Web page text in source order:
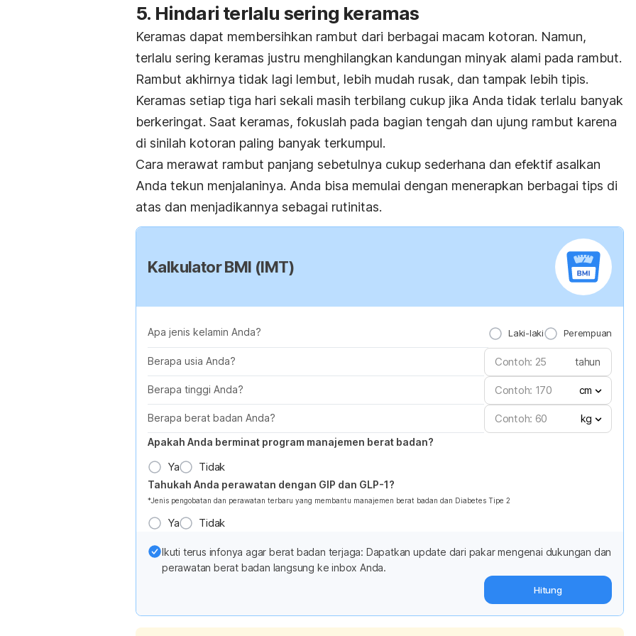
5. Hindari terlalu sering keramas
Keramas dapat membersihkan rambut dari berbagai macam kotoran. Namun,
terlalu sering keramas justru menghilangkan kandungan minyak alami pada rambut.
Rambut akhirnya tidak lagi lembut, lebih mudah rusak, dan tampak lebih tipis.
Keramas setiap tiga hari sekali masih terbilang cukup jika Anda tidak terlalu banyak
berkeringat. Saat keramas, fokuslah pada bagian tengah dan ujung rambut karena
di sinilah kotoran paling banyak terkumpul.
Cara merawat rambut panjang sebetulnya cukup sederhana dan efektif asalkan
Anda tekun menjalaninya. Anda bisa memulai dengan menerapkan berbagai tips di
atas dan menjadikannya sebagai rutinitas.
Kalkulator BMI (IMT)
Apa jenis kelamin Anda? Laki-laki Perempuan
Berapa usia Anda? tahun
Berapa tinggi Anda? cm
Berapa berat badan Anda?
kg
Apakah Anda berminat program manajemen berat badan?
Ya Tidak
Tahukah Anda perawatan dengan GIP dan GLP-1?
*Jenis pengobatan dan perawatan terbaru yang membantu manajemen berat badan dan Diabetes Tipe 2
Ya Tidak
Ikuti terus infonya agar berat badan terjaga: Dapatkan update dari pakar mengenai dukungan dan
perawatan berat badan langsung ke inbox Anda.
Hitung